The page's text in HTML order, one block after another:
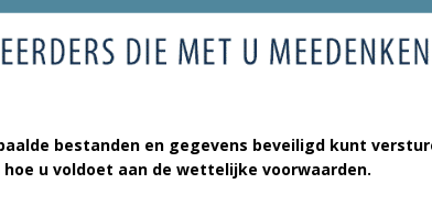
bestanden en gegevens beveiligd kunt
u voldoet aan de wettelijke voorwaarden.